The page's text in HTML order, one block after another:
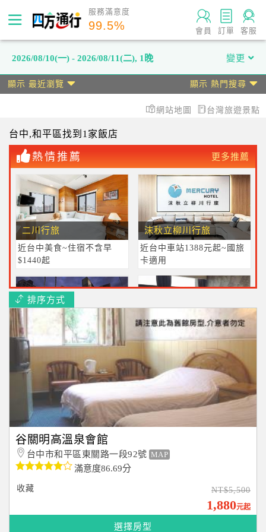
服務滿意度
99.5% 會員 訂單 客服
2026/08/10(一) - 2026/08/11(二), 1晚 變更
顯示 最近瀏覽 顯示 熱門搜尋
網站地圖 台灣旅遊景點
台中,和平區找到1家飯店
熱情推薦 更多推薦
二川行旅
近台中美食~住宿不含早
$1440起
沫秋立柳川行旅
近台中車站1388元起~國旅
卡適用
優勝美地汽車旅館中華會館
超巨型按摩浴缸$1780起
台中拓程商旅
不含早最優惠1052元起
排序方式
谷關明高溫泉會館
台中市和平區東關路一段92號 MAP
滿意度86.69分
收藏 NT$5,500
1,880元起
選擇房型